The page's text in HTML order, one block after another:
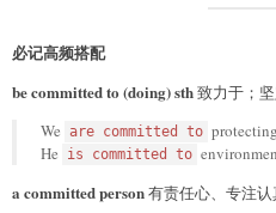
必记高频搭配
be committed to (doing) sth致力于；
We are committed to
He
is committed to
a committed person有责任心、专注认